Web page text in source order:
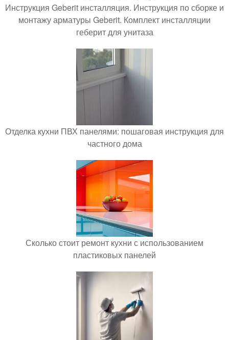
Инструкция Geberit инсталляция. Инструкция по сборке и
монтажу арматуры Geberit. Комплект инсталляции
геберит для унитаза
Отделка кухни ПВХ панелями: пошаговая инструкция для
частного дома
Сколько стоит ремонт кухни с использованием
пластиковых панелей